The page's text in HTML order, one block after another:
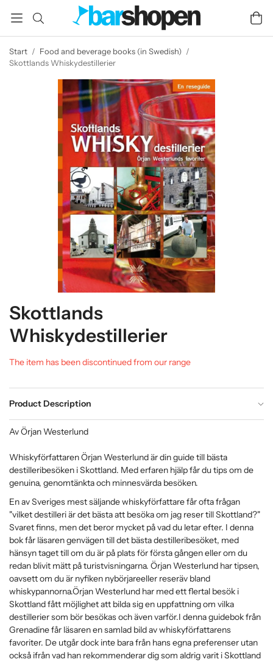
Start / Food and beverage books (in Swedish) /
Skottlands Whiskydestillerier
Skottlands
Whiskydestillerier
The item has been discontinued from our range
Product Description
Av Örjan Westerlund
Whiskyförfattaren Örjan Westerlund är din guide till bästa
destilleribesöken i Skottland. Med erfaren hjälp får du tips om de
genuina, genomtänkta och minnesvärda besöken.
En av Sveriges mest säljande whiskyförfattare får ofta frågan
"vilket destilleri är det bästa att besöka om jag reser till Skottland?"
Svaret finns, men det beror mycket på vad du letar efter. I denna
bok får läsaren genvägen till det bästa destilleribesöket, med
hänsyn taget till om du är på plats för första gången eller om du
redan blivit mätt på turistvisningarna. Örjan Westerlund har tipsen,
oavsett om du är nyfiken nybörjareeller reseräv bland
whiskypannorna.Örjan Westerlund har med ett flertal besök i
Skottland fått möjlighet att bilda sig en uppfattning om vilka
destillerier som bör besökas och även varför.I denna guidebok från
Grenadine får läsaren en samlad bild av whiskyförfattarens
favoriter. De utgår dock inte bara från hans egna preferenser utan
också ifrån vad han rekommenderar dig som aldrig varit i Skottland